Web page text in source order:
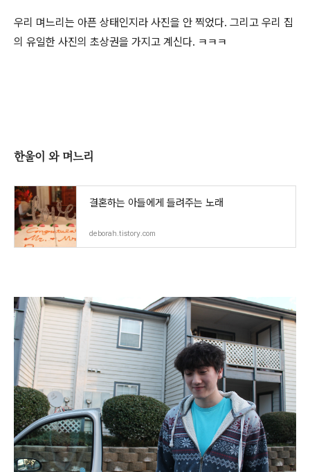
우리 며느리는 아픈 상태인지라 사진을 안 찍었다. 그리고 우리 집
의 유일한 사진의 초상권을 가지고 계신다. ㅋㅋㅋ
한울이 와 며느리
결혼하는 아들에게 들려주는 노래
deborah.tistory.com